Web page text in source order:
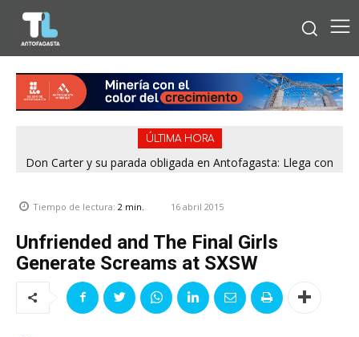
ÚLTIMA HORA
Don Carter y su parada obligada en Antofagasta: Llega con
Tiempo de lectura: 2 min. 16 abril 2015
Unfriended and The Final Girls
Generate Screams at SXSW